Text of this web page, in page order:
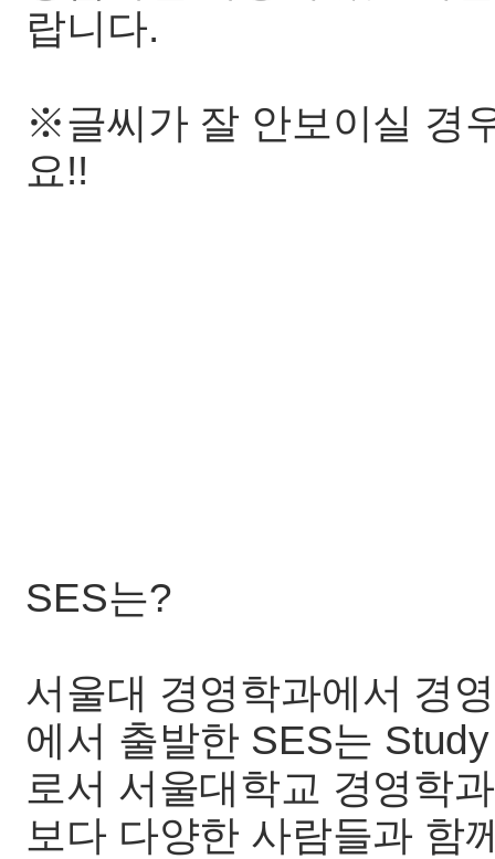
랍니다.
※글씨가 잘 안보이실 경
요!!
SES는?
서울대 경영학과에서 경
에서 출발한 SES는
로서 서울대학교 경영학
보다 다양한 사람들과 함